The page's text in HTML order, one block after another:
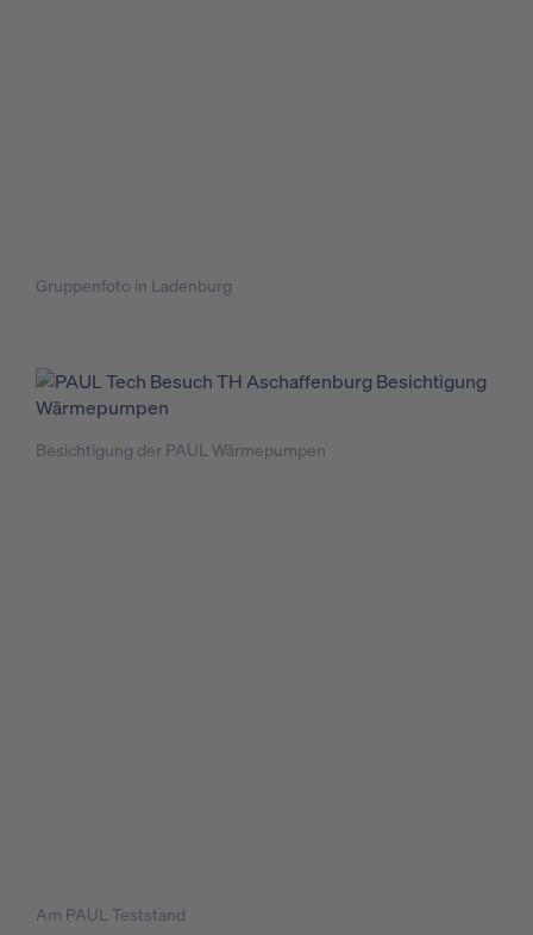
Gruppenfoto in Ladenburg
Besichtigung der PAUL Wärmepumpen
Am PAUL Teststand